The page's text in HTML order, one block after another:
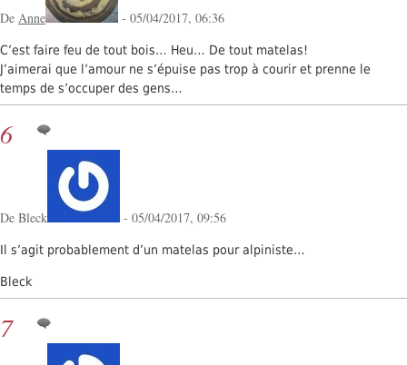
De Anne - 05/04/2017, 06:36
C’est faire feu de tout bois… Heu… De tout matelas!
J’aimerai que l’amour ne s’épuise pas trop à courir et prenne le
temps de s’occuper des gens…
6
De Bleck - 05/04/2017, 09:56
Il s’agit probablement d’un matelas pour alpiniste…
Bleck
7